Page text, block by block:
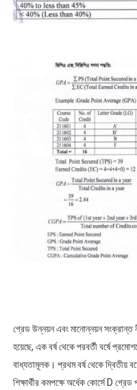
গ্রেড উন্নয়ন এবং মানোন্নয়ন সংক্রান্ত
হয়েছে, এক বর্ষ থেকে পরবর্তী বর্ষে
বাধ্যতামূলক। প্রথম বর্ষ থেকে দ্বিতীয়
শিক্ষার্থীর কমপক্ষে অর্ধেক কোর্সে D